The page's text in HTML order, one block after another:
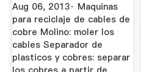
Aug 06, 2013· Maquinas
para reciclaje de cables de
cobre Molino: moler los
cables Separador de
plasticos y cobres: separar